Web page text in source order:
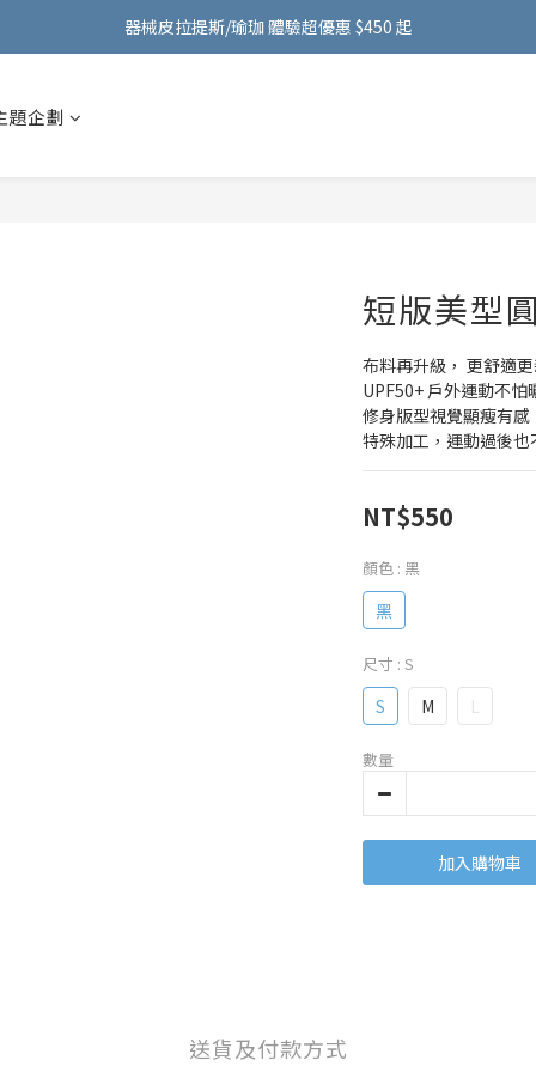
FMA ACTIVE 服飾首購 599 元免運費！加入會員贈 100 元購物金～
器械皮拉提斯/瑜珈 體驗超優惠 $450 起
題企劃
短版美型
布料再升級， 更舒適
UPF50+ 戶外運動不怕
修身版型視覺顯瘦有感
特殊加工，運動過後
NT$550
顏色 : 黑
黑
尺寸 : S
S M L
數量
加入購物車
送貨及付款方式